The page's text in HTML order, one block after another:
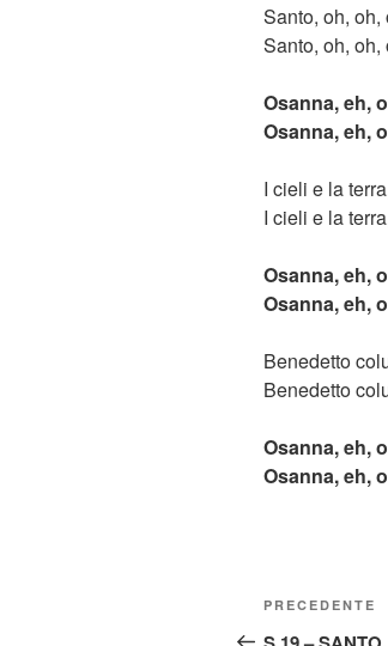
Santo, oh, oh,
Santo, oh, oh,
Osanna, eh,
Osanna, eh,
I cieli e la
I cieli e la
Osanna, eh,
Osanna, eh,
Benedetto
Benedetto
Osanna, eh,
Osanna, eh,
Articolo
precedente:
PRECEDENTE